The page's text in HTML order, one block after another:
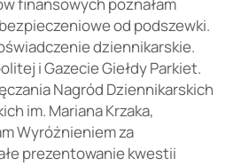
od podszewki.
dziennikarskie.
i Gazecie Giełdy Parkiet.
Nagród Dziennikarskich
im. Mariana Krzaka,
Wyróżnieniem za
prezentowanie kwestii